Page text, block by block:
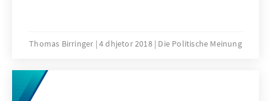
Thomas Birringer 4 dhjetor 2018 Die Politische Meinung